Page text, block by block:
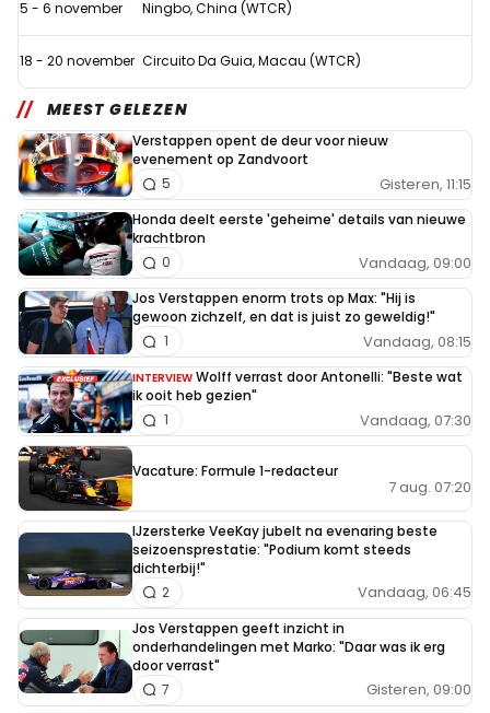
5 - 6 november Ningbo, China (WTCR)
18 - 20 november Circuito Da Guia, Macau (WTCR)
MEEST GELEZEN
Verstappen opent de deur voor nieuw
evenement op Zandvoort
Gisteren, 11:15
5
Honda deelt eerste 'geheime' details van nieuwe
krachtbron
Vandaag, 09:00
0
Jos Verstappen enorm trots op Max: "Hij is
gewoon zichzelf, en dat is juist zo geweldig!"
Vandaag, 08:15
1
INTERVIEW Wolff verrast door Antonelli: "Beste wat
ik ooit heb gezien"
Vandaag, 07:30
1
Vacature: Formule 1-redacteur
7 aug. 07:20
IJzersterke VeeKay jubelt na evenaring beste
seizoensprestatie: "Podium komt steeds
dichterbij!"
Vandaag, 06:45
2
Jos Verstappen geeft inzicht in
onderhandelingen met Marko: "Daar was ik erg
door verrast"
Gisteren, 09:00
7